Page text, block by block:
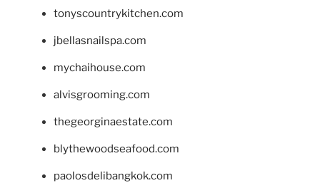
tonyscountrykitchen.com
jbellasnailspa.com
mychaihouse.com
alvisgrooming.com
thegeorginaestate.com
blythewoodseafood.com
paolosdelibangkok.com